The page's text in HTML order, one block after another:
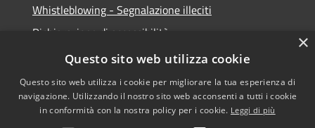
Whistleblowing - Segnalazione illeciti
Dichiarazione di accessibilità
Obiettivi di acessibilità
×
Questo sito web utilizza cookie
Questo sito web utilizza i cookie per migliorare la tua esperienza di
navigazione. Utilizzando il nostro sito web acconsenti a tutti i cookie
in conformità con la nostra policy per i cookie. Leggi di più